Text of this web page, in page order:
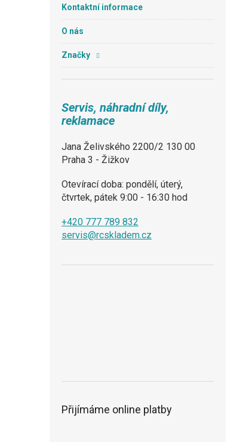
Kontaktní informace
O nás
Značky
Servis, náhradní díly,
reklamace
Jana Želivského 2200/2 130 00
Praha 3 - Žižkov
Otevírací doba: pondělí, úterý,
čtvrtek, pátek 9:00 - 16:30 hod
+420 777 789 832
servis@rcskladem.cz
Přijímáme online platby